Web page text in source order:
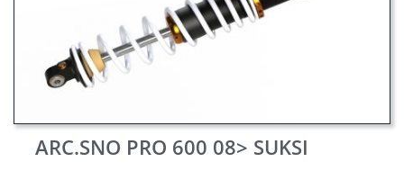
ARC.SNO PRO 600 08> SUKSI